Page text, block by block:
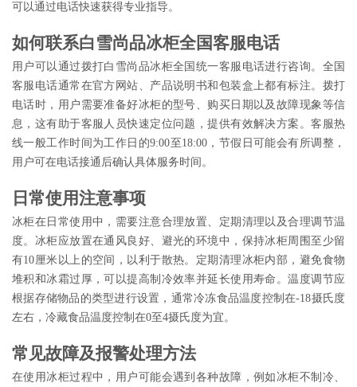
可以通过电话快速获得专业指导。
如何联系白雪尚品冰柜全国客服电话
用户可以通过拨打白雪尚品冰柜全国统一客服电话进行咨询。全国
客服电话通常在官方网站、产品说明书和包装盒上都有标注。拨打
电话时，用户需要准备好冰柜的型号、购买日期以及故障现象等信
息，这有助于客服人员快速定位问题，提供有效解决方案。客服热
线一般工作时间为工作日的9:00至18:00，节假日可能会有所调整，
用户可在电话接通后确认具体服务时间。
日常使用注意事项
冰柜在日常使用中，需要注意合理放置、定期清理以及合理调节温
度。冰柜应放置在通风良好、避光的环境中，保持冰柜周围至少留
有10厘米以上的空间，以利于散热。定期清理冰柜内部，避免食物
堆积和冰霜过厚，可以提高制冷效率并延长使用寿命。温度调节应
根据存储物品的类型进行设置，通常冷冻食品温度控制在-18摄氏度
左右，冷藏食品温度控制在0至4摄氏度为宜。
常见故障及报警处理方法
在使用冰柜过程中，用户可能会遇到各种故障，例如冰柜不制冷、